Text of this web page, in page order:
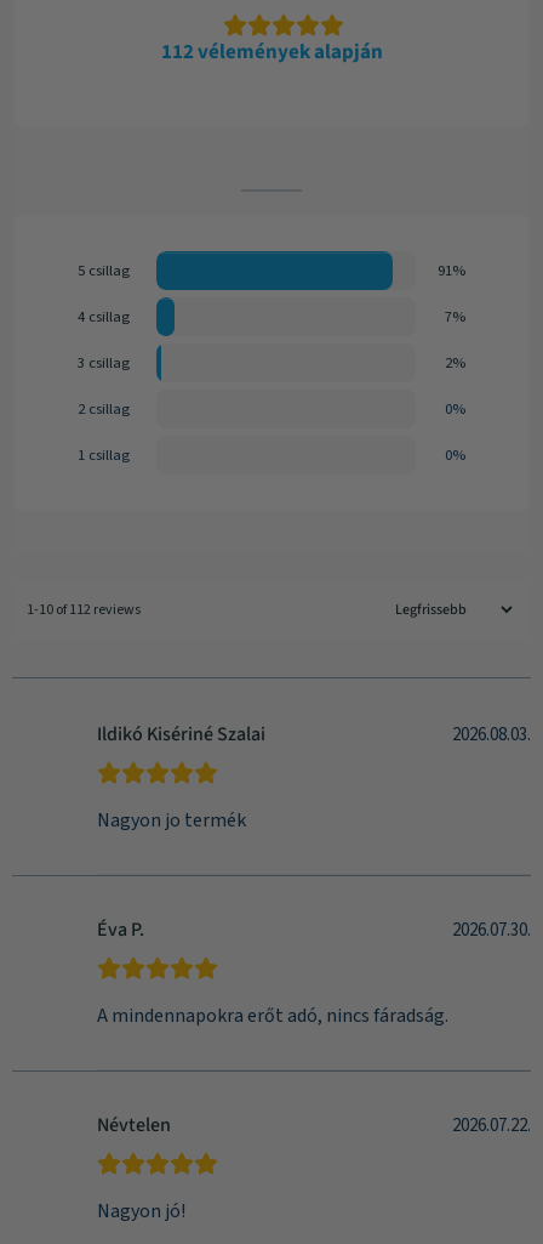
112 vélemények alapján
5 csillag 91%
4 csillag 7%
3 csillag 2%
2 csillag 0%
1 csillag 0%
1-10 of 112 reviews
Ildikó Kisériné Szalai 2026.08.03.
Nagyon jo termék
Éva P. 2026.07.30.
A mindennapokra erőt adó, nincs fáradság.
Névtelen 2026.07.22.
Nagyon jó!